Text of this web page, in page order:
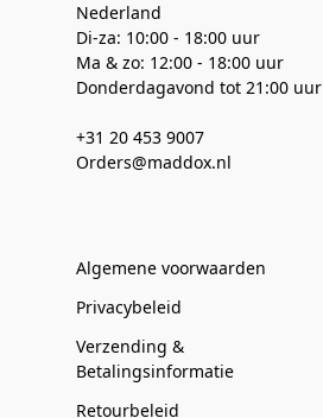
Nederland
Di-za: 10:00 - 18:00 uur
Ma & zo: 12:00 - 18:00 uur
Donderdagavond tot 21:00 uur
+31 20 453 9007
Orders@maddox.nl
Algemene voorwaarden
Privacybeleid
Verzending &
Betalingsinformatie
Retourbeleid